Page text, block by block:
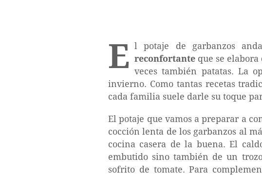
E l potaje de garbanzos
reconfortante que se
veces también patatas. La
invierno. Como tantas recetas
cada familia suele darle su toque
El potaje que vamos a preparar a
cocción lenta de los garbanzos al
cocina casera de la buena. El
embutido sino también de un
sofrito de tomate. Para